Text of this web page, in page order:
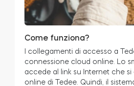
Come funziona?
I collegamenti di accesso a
connessione cloud online. Lo
accede al link su Internet che
online di Tedee. Quindi, il